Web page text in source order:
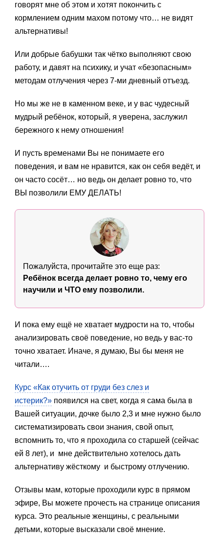
говорят мне об этом и хотят покончить с
кормлением одним махом потому что… не видят
альтернативы!
Или добрые бабушки так чётко выполняют свою
работу, и давят на психику, и учат «безопасным»
методам отлучения через 7-ми дневный отъезд.
Но мы же не в каменном веке, и у вас чудесный
мудрый ребёнок, который, я уверена, заслужил
бережного к нему отношения!
И пусть временами Вы не понимаете его
поведения, и вам не нравится, как он себя ведёт, и
он часто сосёт… но ведь он делает ровно то, что
ВЫ позволили ЕМУ ДЕЛАТЬ!
Пожалуйста, прочитайте это еще раз:
Ребёнок всегда делает ровно то, чему его
научили и ЧТО ему позволили.
И пока ему ещё не хватает мудрости на то, чтобы
анализировать своё поведение, но ведь у вас-то
точно хватает. Иначе, я думаю, Вы бы меня не
читали….
Курс «Как отучить от груди без слез и
истерик?» появился на свет, когда я сама была в
Вашей ситуации, дочке было 2,3 и мне нужно было
систематизировать свои знания, свой опыт,
вспомнить то, что я проходила со старшей (сейчас
ей 8 лет), и мне действительно хотелось дать
альтернативу жёсткому и быстрому отлучению.
Отзывы мам, которые проходили курс в прямом
эфире, Вы можете прочесть на странице описания
курса. Это реальные женщины, с реальными
детьми, которые высказали своё мнение.